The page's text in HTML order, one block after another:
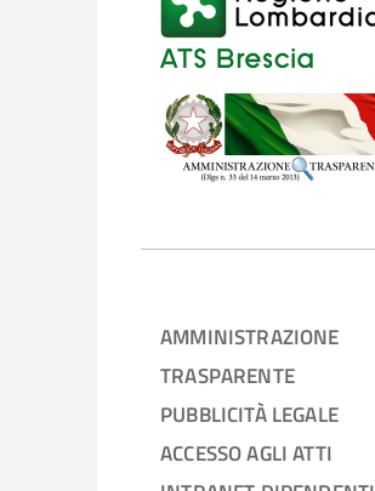
AMMINISTRAZIONE
TRASPARENTE
PUBBLICITÀ LEGALE
ACCESSO AGLI ATTI